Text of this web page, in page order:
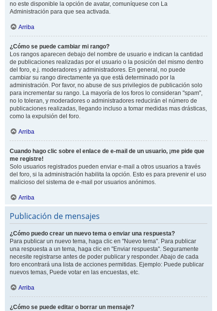
no este disponible la opción de avatar, comuníquese con La
Administración para que sea activada.
Arriba
¿Cómo se puede cambiar mi rango?
Los rangos aparecen debajo del nombre de usuario e indican la cantidad
de publicaciones realizadas por el usuario o la posición del mismo dentro
del foro, e.j. moderadores y administradores. En general, no puede
cambiar su rango directamente ya que está determinado por la
administración. Por favor, no abuse de sus privilegios de publicación solo
para incrementar su rango. La mayoría de los foros lo consideran "spam",
no lo toleran, y moderadores o administradores reducirán el número de
publicaciones realizadas, llegando incluso a tomar medidas mas drásticas,
como la expulsión del foro.
Arriba
Cuando hago clic sobre el enlace de e-mail de un usuario, ¡me pide que
me registre!
Solo usuarios registrados pueden enviar e-mail a otros usuarios a través
del foro, si la administración habilita la opción. Esto es para prevenir el uso
malicioso del sistema de e-mail por usuarios anónimos.
Arriba
Publicación de mensajes
¿Cómo puedo crear un nuevo tema o enviar una respuesta?
Para publicar un nuevo tema, haga clic en "Nuevo tema". Para publicar
una respuesta a un tema, haga clic en "Enviar respuesta". Seguramente
necesite registrarse antes de poder publicar y responder. Abajo de cada
foro encontrará una lista de acciones permitidas. Ejemplo: Puede publicar
nuevos temas, Puede votar en las encuestas, etc.
Arriba
¿Cómo se puede editar o borrar un mensaje?